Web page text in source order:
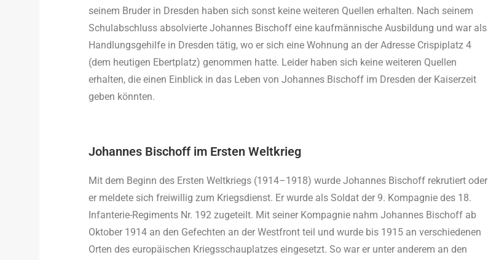
seinem Bruder in Dresden haben sich sonst keine weiteren Quellen erhalten. Nach seinem
Schulabschluss absolvierte Johannes Bischoff eine kaufmännische Ausbildung und war als
Handlungsgehilfe in Dresden tätig, wo er sich eine Wohnung an der Adresse Crispiplatz 4
(dem heutigen Ebertplatz) genommen hatte. Leider haben sich keine weiteren Quellen
erhalten, die einen Einblick in das Leben von Johannes Bischoff im Dresden der Kaiserzeit
geben könnten.
Johannes Bischoff im Ersten Weltkrieg
Mit dem Beginn des Ersten Weltkriegs (1914–1918) wurde Johannes Bischoff rekrutiert oder
er meldete sich freiwillig zum Kriegsdienst. Er wurde als Soldat der 9. Kompagnie des 18.
Infanterie-Regiments Nr. 192 zugeteilt. Mit seiner Kompagnie nahm Johannes Bischoff ab
Oktober 1914 an den Gefechten an der Westfront teil und wurde bis 1915 an verschiedenen
Orten des europäischen Kriegsschauplatzes eingesetzt. So war er unter anderem an den